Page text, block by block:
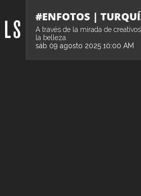
#ENFOTOS |
A través de la mirada de
la belleza.
sáb 09 agosto 2025 10:00 AM